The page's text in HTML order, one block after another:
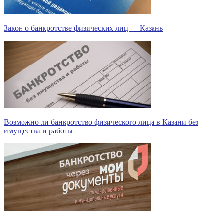
Закон о банкротстве физических лиц — Казань
Возможно ли банкротство физического лица в Казани без
имущества и работы